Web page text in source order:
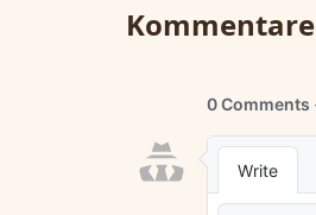
Kommentare